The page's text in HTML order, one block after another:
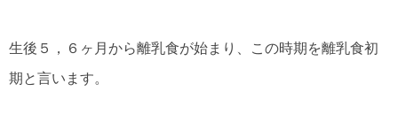
生後５，６ヶ月から離乳食が始まり、この時期を離乳食初
期と言います。